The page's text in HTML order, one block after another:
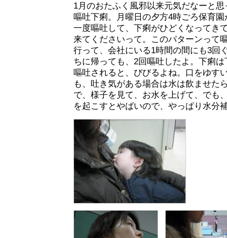
1月のおたふく風邪以来元気だなーと
嘔吐下痢。月曜日の夕方4時ごろ保育
一度嘔吐して、下痢がひどくなってき
来てくださいって。このパターンって
行って、会社にいる1時間の間にも3回
ちに帰っても、2回嘔吐したよ。下痢
嘔吐されると、びびるよね。口をゆす
も、吐き気がある場合は水は飲ませた
で、様子を見て、お水を上げて、でも
を起こすとやばいので、やっぱり水分